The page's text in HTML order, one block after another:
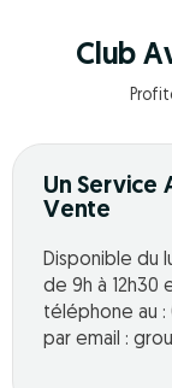
Club
Un Service
Vente
Disponible du
de 9h à 12h30
téléphone au :
par email :